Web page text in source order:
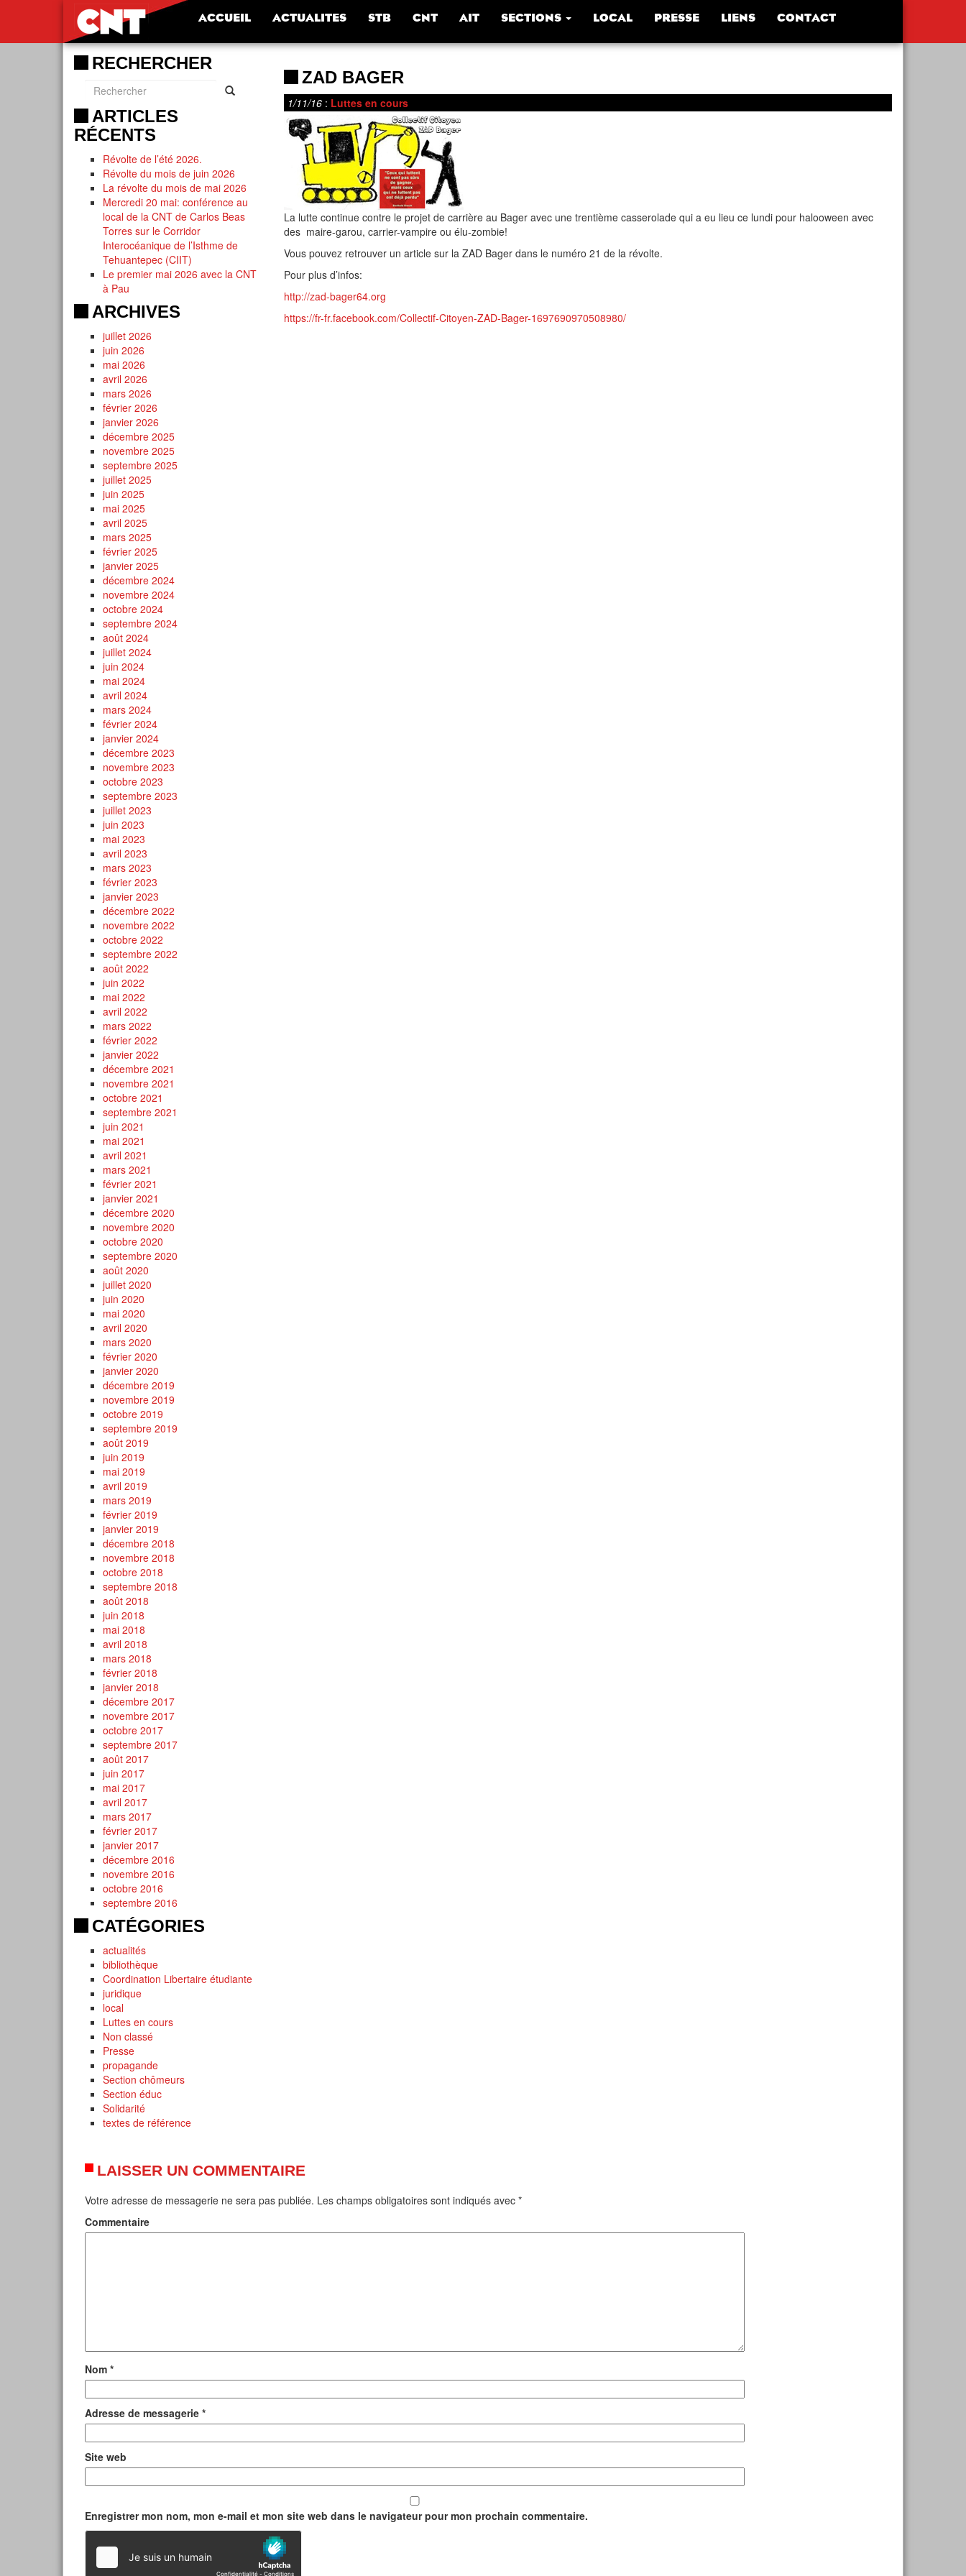
ACCUEIL ACTUALITES STB CNT AIT SECTIONS LOCAL PRESSE LIENS CONTACT
RECHERCHER
ARTICLES
RÉCENTS
Révolte de l’été 2026.
Révolte du mois de juin 2026
La révolte du mois de mai 2026
Mercredi 20 mai: conférence au
local de la CNT de Carlos Beas
Torres sur le Corridor
Interocéanique de l’Isthme de
Tehuantepec (CIIT)
Le premier mai 2026 avec la CNT
à Pau
ARCHIVES
juillet 2026
juin 2026
mai 2026
avril 2026
mars 2026
février 2026
janvier 2026
décembre 2025
novembre 2025
septembre 2025
juillet 2025
juin 2025
mai 2025
avril 2025
mars 2025
février 2025
janvier 2025
décembre 2024
novembre 2024
octobre 2024
septembre 2024
août 2024
juillet 2024
juin 2024
mai 2024
avril 2024
mars 2024
février 2024
janvier 2024
décembre 2023
novembre 2023
octobre 2023
septembre 2023
juillet 2023
juin 2023
mai 2023
avril 2023
mars 2023
février 2023
janvier 2023
décembre 2022
novembre 2022
octobre 2022
septembre 2022
août 2022
juin 2022
mai 2022
avril 2022
mars 2022
février 2022
janvier 2022
décembre 2021
novembre 2021
octobre 2021
septembre 2021
juin 2021
mai 2021
avril 2021
mars 2021
février 2021
janvier 2021
décembre 2020
novembre 2020
octobre 2020
septembre 2020
août 2020
juillet 2020
juin 2020
mai 2020
avril 2020
mars 2020
février 2020
janvier 2020
décembre 2019
novembre 2019
octobre 2019
septembre 2019
août 2019
juin 2019
mai 2019
avril 2019
mars 2019
février 2019
janvier 2019
décembre 2018
novembre 2018
octobre 2018
septembre 2018
août 2018
juin 2018
mai 2018
avril 2018
mars 2018
février 2018
janvier 2018
décembre 2017
novembre 2017
octobre 2017
septembre 2017
août 2017
juin 2017
mai 2017
avril 2017
mars 2017
février 2017
janvier 2017
décembre 2016
novembre 2016
octobre 2016
septembre 2016
CATÉGORIES
actualités
bibliothèque
Coordination Libertaire étudiante
juridique
local
Luttes en cours
Non classé
Presse
propagande
Section chômeurs
Section éduc
Solidarité
textes de référence
ZAD BAGER
1/11/16 : Luttes en cours
La lutte continue contre le projet de carrière au Bager avec une trentième casserolade qui a eu lieu ce lundi pour halooween avec
des maire-garou, carrier-vampire ou élu-zombie!
Vous pouvez retrouver un article sur la ZAD Bager dans le numéro 21 de la révolte.
Pour plus d’infos:
http://zad-bager64.org
https://fr-fr.facebook.com/Collectif-Citoyen-ZAD-Bager-1697690970508980/
LAISSER UN COMMENTAIRE
Votre adresse de messagerie ne sera pas publiée. Les champs obligatoires sont indiqués avec *
Commentaire
Nom *
Adresse de messagerie *
Site web
Enregistrer mon nom, mon e-mail et mon site web dans le navigateur pour mon prochain commentaire.